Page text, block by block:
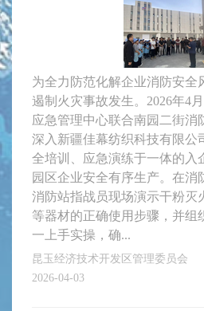
为全力防范化解企业消防安全
遏制火灾事故发生。2026年4
应急管理中心联合南园二街消
深入新疆佳幕纺织科技有限公
全培训、应急演练于一体的入
园区企业安全有序生产。在消
消防站指战员现场演示干粉灭
等器材的正确使用步骤，并组
一上手实操，确...
昆玉经济技术开发区管理委员会
2026-04-03